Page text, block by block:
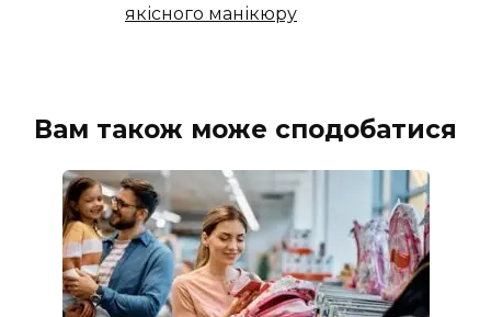
якісного манікюру
Вам також може сподобатися